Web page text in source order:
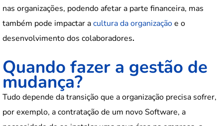
nas organizações, podendo afetar a parte financeira, mas
também pode impactar acultura da organizaçãoe o
desenvolvimento dos colaboradores.
Quando fazer a gestão de
mudança?
Tudo depende da transição que a organização precisa sofrer,
por exemplo, a contratação de um novo Software, a